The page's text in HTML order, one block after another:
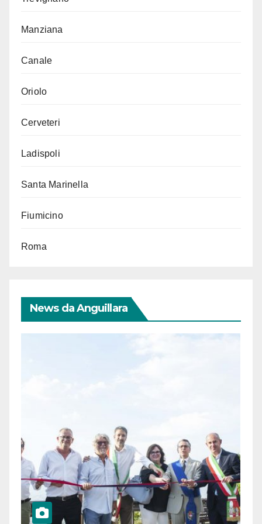
Manziana
Canale
Oriolo
Cerveteri
Ladispoli
Santa Marinella
Fiumicino
Roma
News da Anguillara